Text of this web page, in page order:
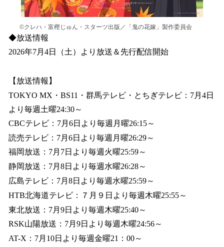
©クレハ・富樫じゅん・スターツ出版／「鬼の花嫁」製作委員会
◆放送情報
2026年7月4日（土）より放送＆先行配信開始
【放送情報】
TOKYO MX・BS11・群馬テレビ・とちぎテレビ：7月4日
より毎週土曜24:30～
CBCテレビ：7月6日より毎週月曜26:15～
読売テレビ：7月6日より毎週月曜26:29～
福岡放送：7月7日より毎週火曜25:59～
静岡放送：7月8日より毎週水曜26:28～
広島テレビ：7月8日より毎週水曜25:59～
HTB北海道テレビ：７月９日より毎週木曜25:55～
東北放送：7月9日より毎週木曜25:40～
RSK山陽放送：7月9日より毎週木曜24:56～
AT-X：7月10日より毎週金曜21：00～